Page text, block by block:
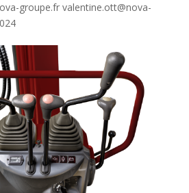
groupe.fr valentine.ott@nova-